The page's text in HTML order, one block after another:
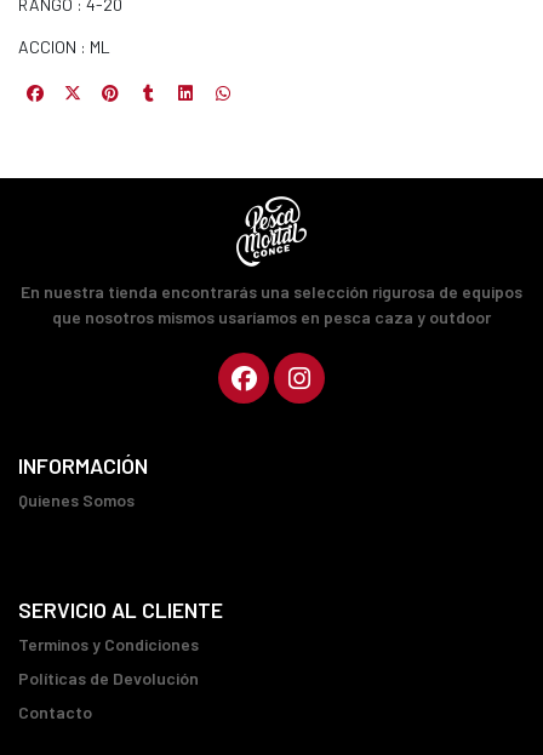
RANGO : 4-20
ACCION : ML
En nuestra tienda encontrarás una selección rigurosa de equipos
que nosotros mismos usaríamos en pesca caza y outdoor
INFORMACIÓN
Quienes Somos
SERVICIO AL CLIENTE
Terminos y Condiciones
Políticas de Devolución
Contacto